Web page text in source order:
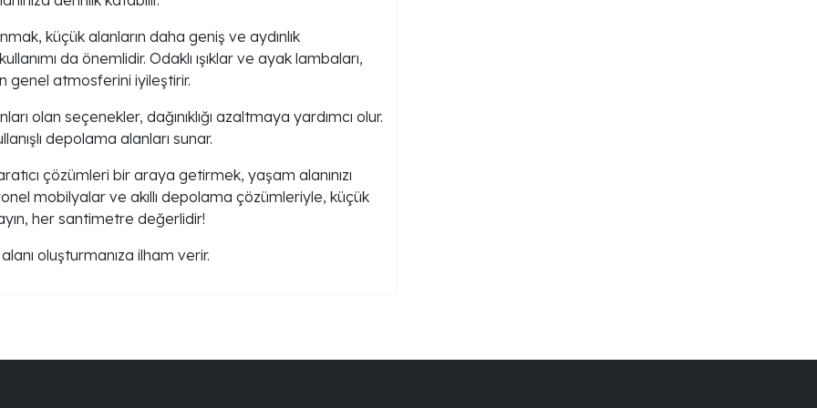
küçük alanların daha geniş ve aydınlık
da önemlidir. Odaklı ışıklar ve ayak lambaları,
genel atmosferini iyileştirir.
olan seçenekler, dağınıklığı azaltmaya yardımcı olur.
depolama alanları sunar.
çözümleri bir araya getirmek, yaşam alanınızı
mobilyalar ve akıllı depolama çözümleriyle, küçük
her santimetre değerlidir!
oluşturmanıza ilham verir.